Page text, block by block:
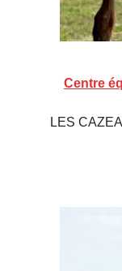
Centre
LES